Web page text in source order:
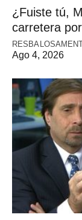
¿Fuiste tú,
carretera
Ago 4, 2026